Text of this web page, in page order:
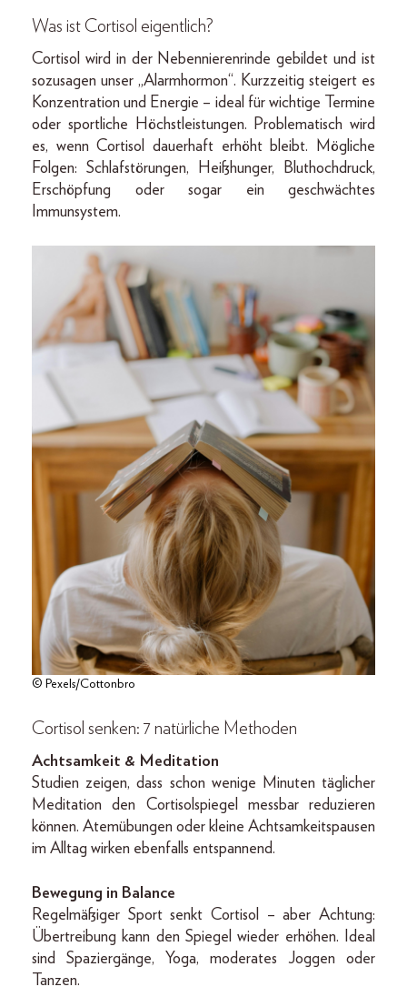
Was ist Cortisol eigentlich?
Cortisol wird in der Nebennierenrinde gebildet und ist
sozusagen unser „Alarmhormon“. Kurzzeitig steigert es
Konzentration und Energie – ideal für wichtige Termine
oder sportliche Höchstleistungen. Problematisch wird
es, wenn Cortisol dauerhaft erhöht bleibt. Mögliche
Folgen: Schlafstörungen, Heißhunger, Bluthochdruck,
Erschöpfung oder sogar ein geschwächtes
Immunsystem.
© Pexels/Cottonbro
Cortisol senken: 7 natürliche Methoden
Achtsamkeit & Meditation
Studien zeigen, dass schon wenige Minuten täglicher
Meditation den Cortisolspiegel messbar reduzieren
können. Atemübungen oder kleine Achtsamkeitspausen
im Alltag wirken ebenfalls entspannend.
Bewegung in Balance
Regelmäßiger Sport senkt Cortisol – aber Achtung:
Übertreibung kann den Spiegel wieder erhöhen. Ideal
sind Spaziergänge, Yoga, moderates Joggen oder
Tanzen.